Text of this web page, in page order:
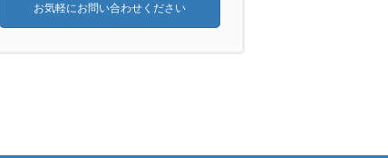
お気軽にお問い合わせください